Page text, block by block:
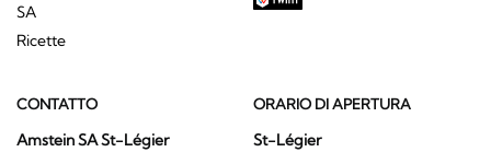
SA
Ricette
CONTATTO
Amstein SA St-Légier
ORARIO DI APERTURA
St-Légier